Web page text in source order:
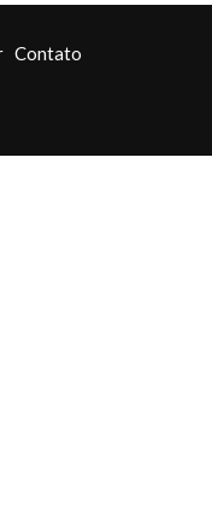
Contato